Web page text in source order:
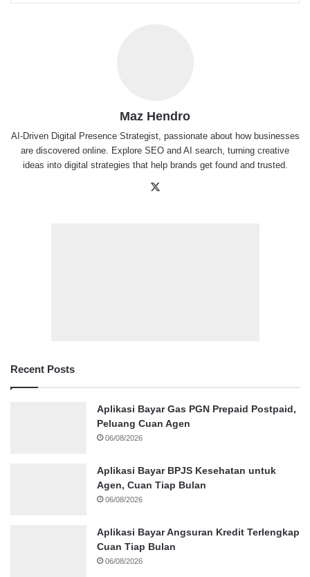
Maz Hendro
AI-Driven Digital Presence Strategist, passionate about how businesses
are discovered online. Explore SEO and AI search, turning creative
ideas into digital strategies that help brands get found and trusted.
Recent Posts
Aplikasi Bayar Gas PGN Prepaid Postpaid,
Peluang Cuan Agen
06/08/2026
Aplikasi Bayar BPJS Kesehatan untuk
Agen, Cuan Tiap Bulan
06/08/2026
Aplikasi Bayar Angsuran Kredit Terlengkap
Cuan Tiap Bulan
06/08/2026